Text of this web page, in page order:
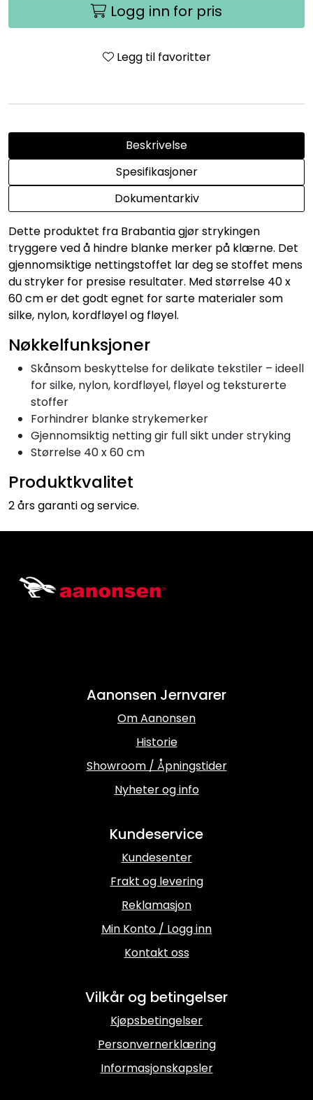
Logg inn for pris
Legg til favoritter
Beskrivelse
Spesifikasjoner
Dokumentarkiv
Dette produktet fra Brabantia gjør strykingen
tryggere ved å hindre blanke merker på klærne. Det
gjennomsiktige nettingstoffet lar deg se stoffet mens
du stryker for presise resultater. Med størrelse 40 x
60 cm er det godt egnet for sarte materialer som
silke, nylon, kordfløyel og fløyel.
Nøkkelfunksjoner
Skånsom beskyttelse for delikate tekstiler – ideell
for silke, nylon, kordfløyel, fløyel og teksturerte
stoffer
Forhindrer blanke strykemerker
Gjennomsiktig netting gir full sikt under stryking
Størrelse 40 x 60 cm
Produktkvalitet
2 års garanti og service.
Aanonsen Jernvarer
Om Aanonsen
Historie
Showroom / Åpningstider
Nyheter og info
Kundeservice
Kundesenter
Frakt og levering
Reklamasjon
Min Konto / Logg inn
Kontakt oss
Vilkår og betingelser
Kjøpsbetingelser
Personvernerklæring
Informasjonskapsler